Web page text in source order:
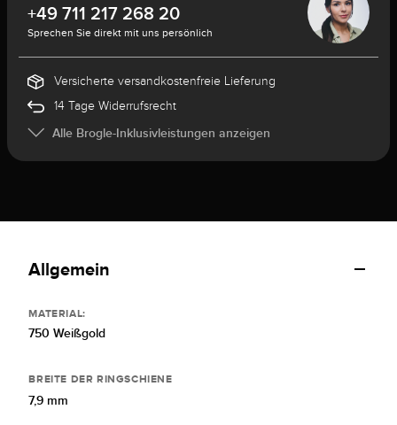
+49 711 217 268 20
Sprechen Sie direkt mit uns persönlich
Versicherte versandkostenfreie Lieferung
14 Tage Widerrufsrecht
Alle Brogle-Inklusivleistungen anzeigen
Allgemein
MATERIAL:
750 Weißgold
BREITE DER RINGSCHIENE
7,9 mm